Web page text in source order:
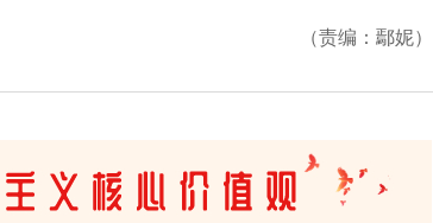
（责编：鄢妮）